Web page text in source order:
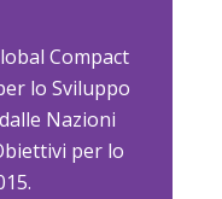
Compact
lo Sviluppo
Nazioni
per lo